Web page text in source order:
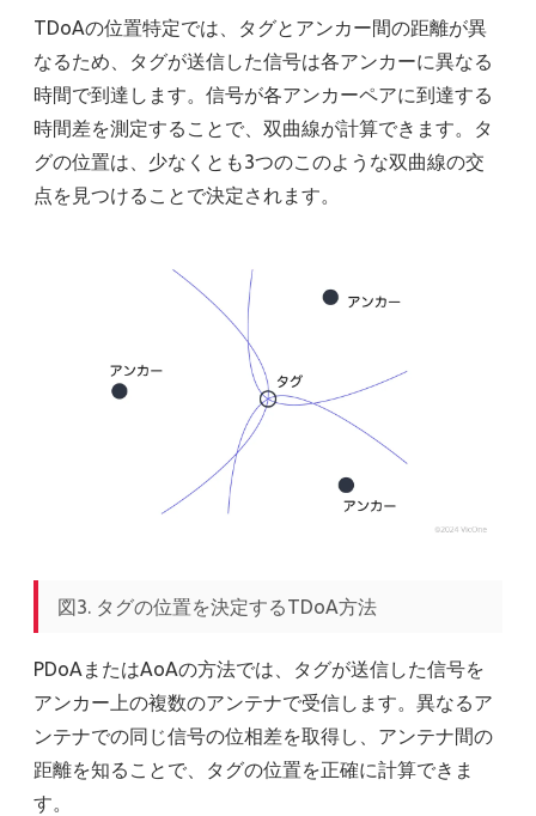
TDoAの位置特定では、タグとアンカー間の距離が異
なるため、タグが送信した信号は各アンカーに異なる
時間で到達します。信号が各アンカーペアに到達する
時間差を測定することで、双曲線が計算できます。タ
グの位置は、少なくとも3つのこのような双曲線の交
点を見つけることで決定されます。
図3. タグの位置を決定するTDoA方法
PDoAまたはAoAの方法では、タグが送信した信号を
アンカー上の複数のアンテナで受信します。異なるア
ンテナでの同じ信号の位相差を取得し、アンテナ間の
距離を知ることで、タグの位置を正確に計算できま
す。